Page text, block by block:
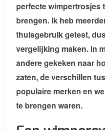
perfecte wimpertrosjes
brengen. Ik heb
thuisgebruik getest,
vergelijking maken. In
andere gekeken naar
zaten, de verschillen
populaire merken en
te brengen waren.